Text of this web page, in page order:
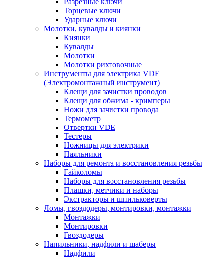
Разрезные ключи
Торцевые ключи
Ударные ключи
Молотки, кувалды и киянки
Киянки
Кувалды
Молотки
Молотки рихтовочные
Инструменты для электрика VDE
(Электромонтажный инструмент)
Клещи для зачистки проводов
Клещи для обжима - кримперы
Ножи для зачистки провода
Термометр
Отвертки VDE
Тестеры
Ножницы для электрики
Паяльники
Наборы для ремонта и восстановления резьбы
Гайколомы
Наборы для восстановления резьбы
Плашки, метчики и наборы
Экстракторы и шпильковерты
Ломы, гвоздодеры, монтировки, монтажки
Монтажки
Монтировки
Гвоздодеры
Напильники, надфили и шаберы
Надфили